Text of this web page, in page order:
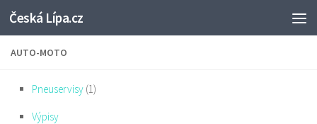
Skip to content
Česká Lípa.cz
AUTO-MOTO
Pneuservisy (1)
Výpisy